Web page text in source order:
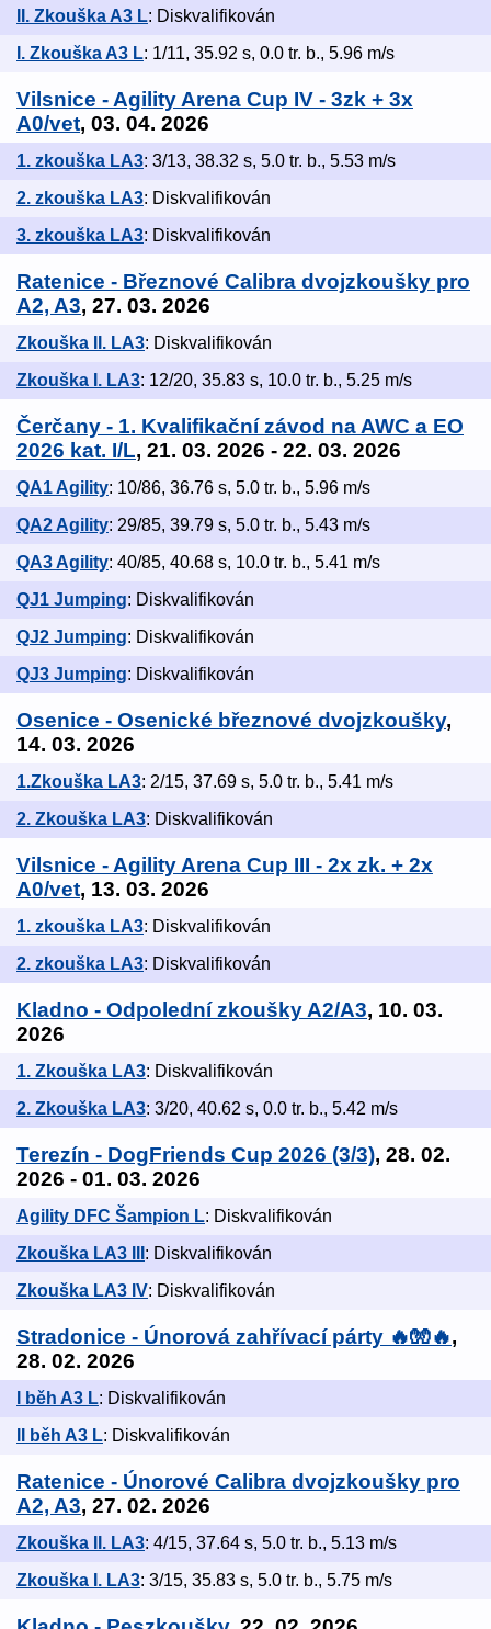
II. Zkouška A3 L: Diskvalifikován
I. Zkouška A3 L: 1/11, 35.92 s, 0.0 tr. b., 5.96 m/s
Vilsnice - Agility Arena Cup IV - 3zk + 3x
A0/vet, 03. 04. 2026
1. zkouška LA3: 3/13, 38.32 s, 5.0 tr. b., 5.53 m/s
2. zkouška LA3: Diskvalifikován
3. zkouška LA3: Diskvalifikován
Ratenice - Březnové Calibra dvojzkoušky pro
A2, A3, 27. 03. 2026
Zkouška II. LA3: Diskvalifikován
Zkouška I. LA3: 12/20, 35.83 s, 10.0 tr. b., 5.25 m/s
Čerčany - 1. Kvalifikační závod na AWC a EO
2026 kat. I/L, 21. 03. 2026 - 22. 03. 2026
QA1 Agility: 10/86, 36.76 s, 5.0 tr. b., 5.96 m/s
QA2 Agility: 29/85, 39.79 s, 5.0 tr. b., 5.43 m/s
QA3 Agility: 40/85, 40.68 s, 10.0 tr. b., 5.41 m/s
QJ1 Jumping: Diskvalifikován
QJ2 Jumping: Diskvalifikován
QJ3 Jumping: Diskvalifikován
Osenice - Osenické březnové dvojzkoušky,
14. 03. 2026
1.Zkouška LA3: 2/15, 37.69 s, 5.0 tr. b., 5.41 m/s
2. Zkouška LA3: Diskvalifikován
Vilsnice - Agility Arena Cup III - 2x zk. + 2x
A0/vet, 13. 03. 2026
1. zkouška LA3: Diskvalifikován
2. zkouška LA3: Diskvalifikován
Kladno - Odpolední zkoušky A2/A3, 10. 03.
2026
1. Zkouška LA3: Diskvalifikován
2. Zkouška LA3: 3/20, 40.62 s, 0.0 tr. b., 5.42 m/s
Terezín - DogFriends Cup 2026 (3/3), 28. 02.
2026 - 01. 03. 2026
Agility DFC Šampion L: Diskvalifikován
Zkouška LA3 III : Diskvalifikován
Zkouška LA3 IV: Diskvalifikován
Stradonice - Únorová zahřívací párty 🔥🧤🔥,
28. 02. 2026
I běh A3 L: Diskvalifikován
II běh A3 L: Diskvalifikován
Ratenice - Únorové Calibra dvojzkoušky pro
A2, A3, 27. 02. 2026
Zkouška II. LA3: 4/15, 37.64 s, 5.0 tr. b., 5.13 m/s
Zkouška I. LA3: 3/15, 35.83 s, 5.0 tr. b., 5.75 m/s